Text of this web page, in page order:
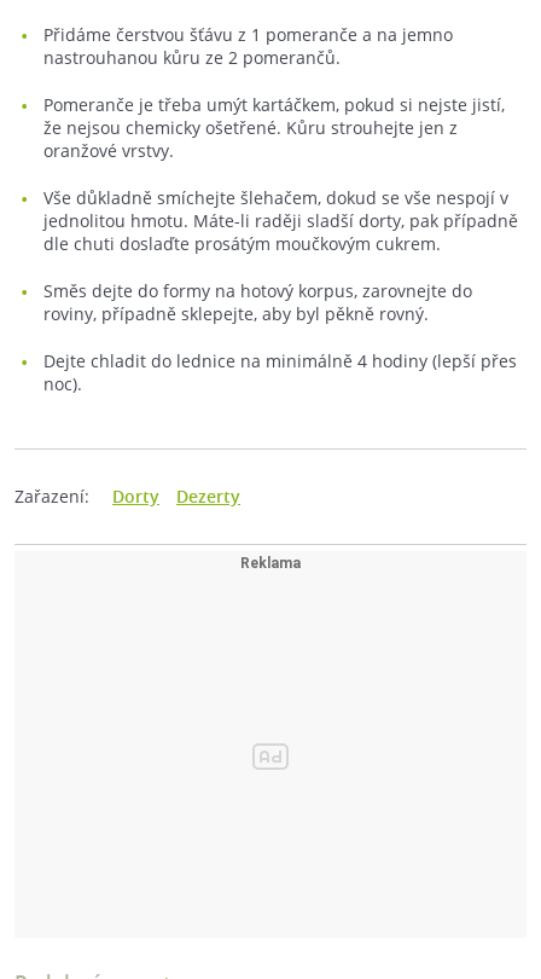
Přidáme čerstvou šťávu z 1 pomeranče a na jemno
nastrouhanou kůru ze 2 pomerančů.
Pomeranče je třeba umýt kartáčkem, pokud si nejste jistí,
že nejsou chemicky ošetřené. Kůru strouhejte jen z
oranžové vrstvy.
Vše důkladně smíchejte šlehačem, dokud se vše nespojí v
jednolitou hmotu. Máte-li raději sladší dorty, pak případně
dle chuti doslaďte prosátým moučkovým cukrem.
Směs dejte do formy na hotový korpus, zarovnejte do
roviny, případně sklepejte, aby byl pěkně rovný.
Dejte chladit do lednice na minimálně 4 hodiny (lepší přes
noc).
Zařazení: Dorty Dezerty